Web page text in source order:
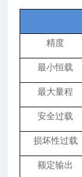
精度
最小恒载
最大量程
安全过载
损坏性过载
额定输出